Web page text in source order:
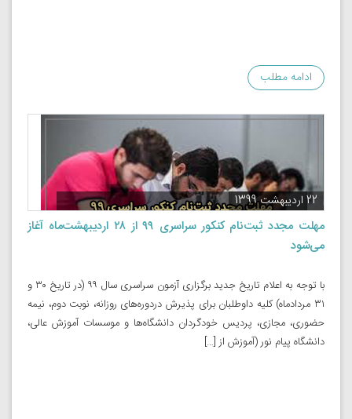
ادامه مطلب
22 اردیبهشت 1399
مهلت مجدد ثبت‌نام کنکور سراسری ۹۹ از ۲۸ اردیبهشت‌ماه آغاز
می‌شود
با توجه به اعلام تاریخ جدید برگزاری آزمون سراسری سال ۹۹ (در تاریخ ۳۰ و
۳۱ مردادماه) کلیه داوطلبان برای پذیرش دردوره‌های روزانه، نوبت دوم، نیمه
حضوری، مجازی، پردیس خودگردان دانشگاه‌ها و موسسات آموزش عالی،
دانشگاه پیام نور (آموزش از […]